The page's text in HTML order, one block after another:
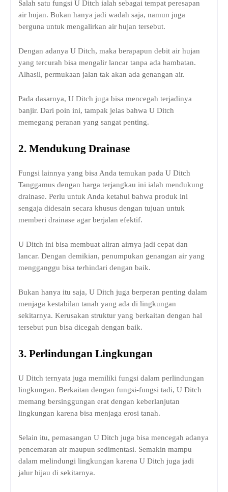
Salah satu fungsi U Ditch ialah sebagai tempat peresapan
air hujan. Bukan hanya jadi wadah saja, namun juga
berguna untuk mengalirkan air hujan tersebut.
Dengan adanya U Ditch, maka berapapun debit air hujan
yang tercurah bisa mengalir lancar tanpa ada hambatan.
Alhasil, permukaan jalan tak akan ada genangan air.
Pada dasarnya, U Ditch juga bisa mencegah terjadinya
banjir. Dari poin ini, tampak jelas bahwa U Ditch
memegang peranan yang sangat penting.
2. Mendukung Drainase
Fungsi lainnya yang bisa Anda temukan pada U Ditch
Tanggamus dengan harga terjangkau ini ialah mendukung
drainase. Perlu untuk Anda ketahui bahwa produk ini
sengaja didesain secara khusus dengan tujuan untuk
memberi drainase agar berjalan efektif.
U Ditch ini bisa membuat aliran airnya jadi cepat dan
lancar. Dengan demikian, penumpukan genangan air yang
mengganggu bisa terhindari dengan baik.
Bukan hanya itu saja, U Ditch juga berperan penting dalam
menjaga kestabilan tanah yang ada di lingkungan
sekitarnya. Kerusakan struktur yang berkaitan dengan hal
tersebut pun bisa dicegah dengan baik.
3. Perlindungan Lingkungan
U Ditch ternyata juga memiliki fungsi dalam perlindungan
lingkungan. Berkaitan dengan fungsi-fungsi tadi, U Ditch
memang bersinggungan erat dengan keberlanjutan
lingkungan karena bisa menjaga erosi tanah.
Selain itu, pemasangan U Ditch juga bisa mencegah adanya
pencemaran air maupun sedimentasi. Semakin mampu
dalam melindungi lingkungan karena U Ditch juga jadi
jalur hijau di sekitarnya.